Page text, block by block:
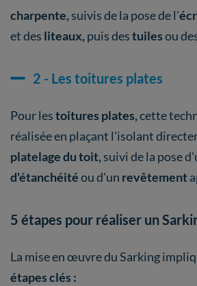
charpente,suivis de la pose de l'
et des liteaux,puis destuilesou
2 - Les toitures plates
Pour lestoitures plates,cette
réalisée en plaçant l'isolant
platelage du toit,suivi de la pose
d'étanchéitéou d'un revêtement
5 étapes pour réaliser un
La mise en œuvre du Sarking
étapes clés :